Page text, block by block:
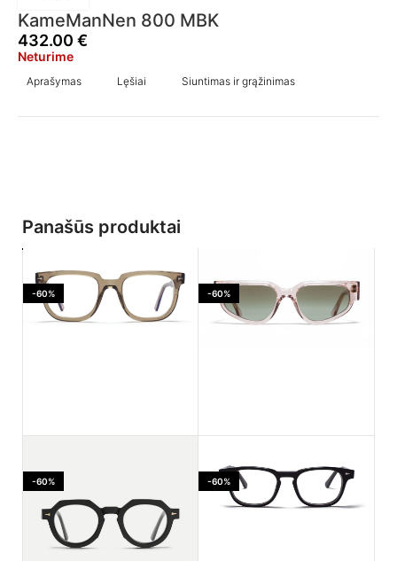
KameManNen 800 MBK
432.00 €
Neturime
Aprašymas Lęšiai Siuntimas ir grąžinimas
Panašūs produktai
-60%
light
425.00€ 170.00€
-60%
Dustlight
455.00€ 182.00€
-60% -60%